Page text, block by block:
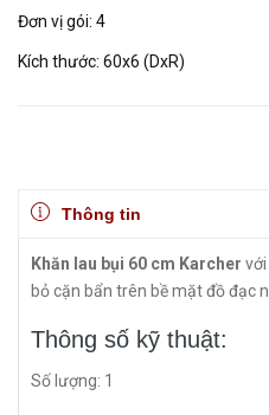
Đơn vị gói: 4
Kích thước: 60x6 (DxR)
Thông tin
Khăn lau bụi 60 cm Karcher
bỏ cặn bẩn trên bề mặt đồ đạc
Thông số kỹ thuật:
Số lượng: 1